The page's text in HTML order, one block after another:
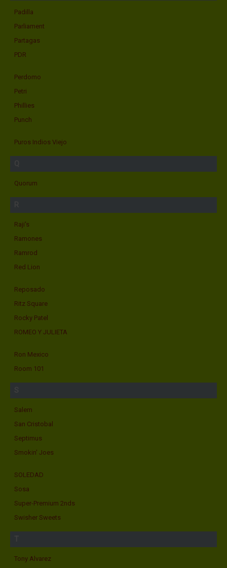
Padilla
Parliament
Partagas
PDR
Perdomo
Petri
Phillies
Punch
Puros Indios Viejo
Quorum
Raji's
Ramones
Ramrod
Red Lion
Reposado
Ritz Square
Rocky Patel
ROMEO Y JULIETA
Ron Mexico
Room 101
Salem
San Cristobal
Septimus
Smokin' Joes
SOLEDAD
Sosa
Super-Premium 2nds
Swisher Sweets
Tony Alvarez